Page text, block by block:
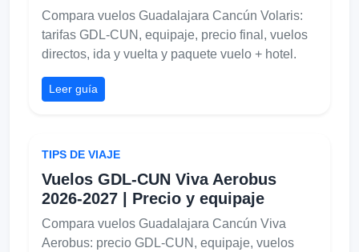
Compara vuelos Guadalajara Cancún Volaris:
tarifas GDL-CUN, equipaje, precio final, vuelos
directos, ida y vuelta y paquete vuelo + hotel.
Leer guía
TIPS DE VIAJE
Vuelos GDL-CUN Viva Aerobus
2026-2027 | Precio y equipaje
Compara vuelos Guadalajara Cancún Viva
Aerobus: precio GDL-CUN, equipaje, vuelos